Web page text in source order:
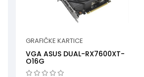
GRAFIČKE KARTICE
VGA ASUS DUAL-RX7600XT-
O16G